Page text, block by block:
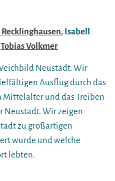
, Isabell
Tobias Volkmer
Neustadt. Wir
Ausflug durch das
Mittelalter und das Treiben
Neustadt. Wir zeigen
zu großartigen
wurde und welche
lebten.